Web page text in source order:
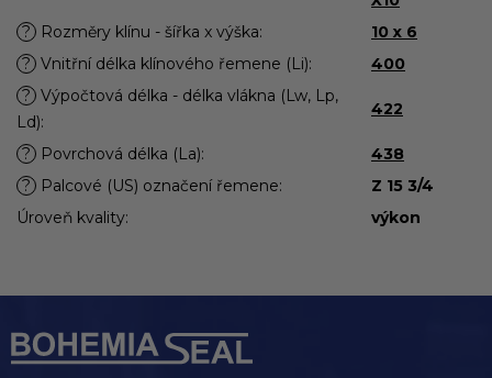
?
Rozměry klínu - šířka x výška:
10 x 6
? Vnitřní délka klínového řemene (Li):
400
? Výpočtová délka - délka vlákna (Lw, Lp,
Ld):
422
? Povrchová délka (La):
438
?
Palcové (US) označení řemene:
Z 15 3/4
Úroveň kvality: výkon
p